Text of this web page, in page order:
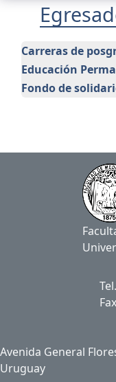
Egresados
Carreras de
Educación
Fondo de
Avenida General
Uruguay